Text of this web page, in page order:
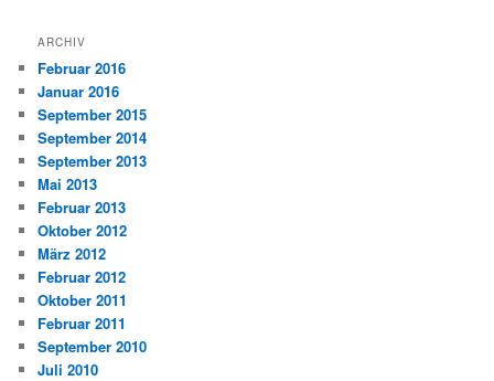
ARCHIV
Februar 2016
Januar 2016
September 2015
September 2014
September 2013
Mai 2013
Februar 2013
Oktober 2012
März 2012
Februar 2012
Oktober 2011
Februar 2011
September 2010
Juli 2010